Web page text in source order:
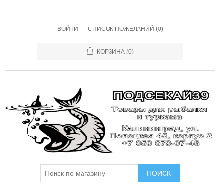
ВОЙТИ СПИСОК ПОЖЕЛАНИЙ (0)
КОРЗИНА (0)
ПОИСК